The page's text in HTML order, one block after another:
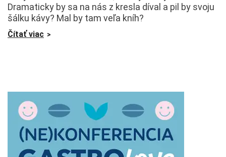
Dramaticky by sa na nás z kresla díval a pil by svoju
šálku kávy? Mal by tam veľa kníh?
Čítať viac